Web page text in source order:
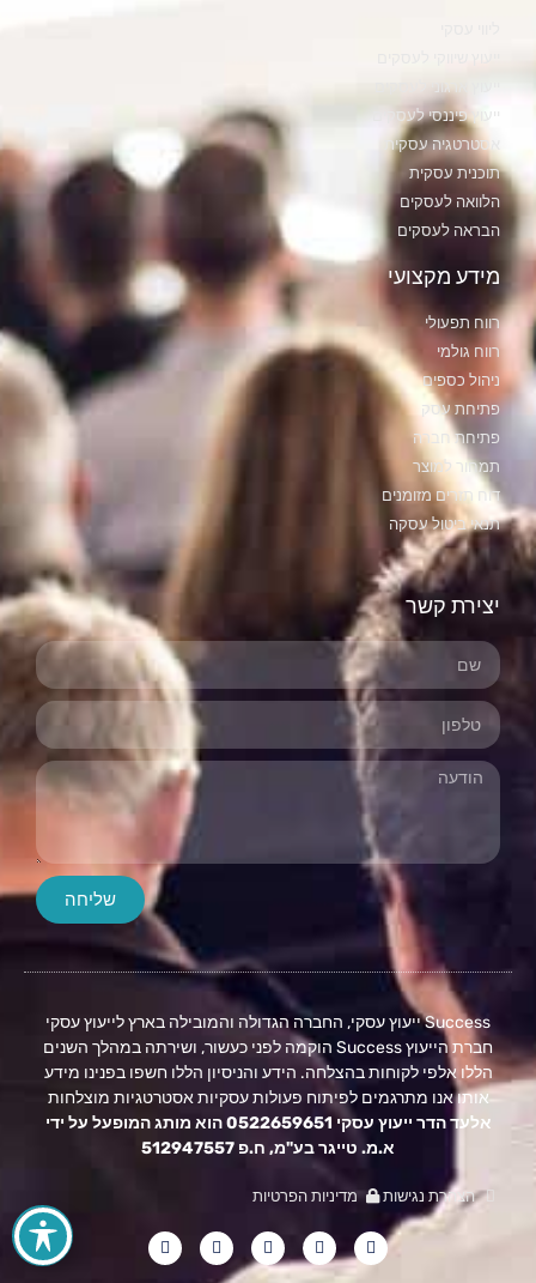
ייעוץ ארגוני לעסקים
ייעוץ פיננסי לעסקים
אסטרטגיה עסקית
תוכנית עסקית
הלוואה לעסקים
הבראה לעסקים
מידע מקצועי
רווח תפעולי
רווח גולמי
ניהול כספים
פתיחת עסק
פתיחת חברה
תמחור למוצר
דוח תזרים מזומנים
תנאי ביטול עסקה
יצירת קשר
שליחה
Success ייעוץ עסקי, החברה הגדולה והמובילה בארץ לייעוץ עסקי
חברת הייעוץ Success הוקמה לפני כעשור, ושירתה במהלך השנים
הללו אלפי לקוחות בהצלחה. הידע והניסיון הללו חשפו בפנינו מידע
אותו אנו מתרגמים לפיתוח פעולות עסקיות אסטרטגיות מוצלחות
אלעד הדר ייעוץ עסקי 0522659651 הוא מותג המופעל על ידי
א.מ. טייגר בע"מ, ח.פ 512947557
הצהרת נגישות מדיניות הפרטיות